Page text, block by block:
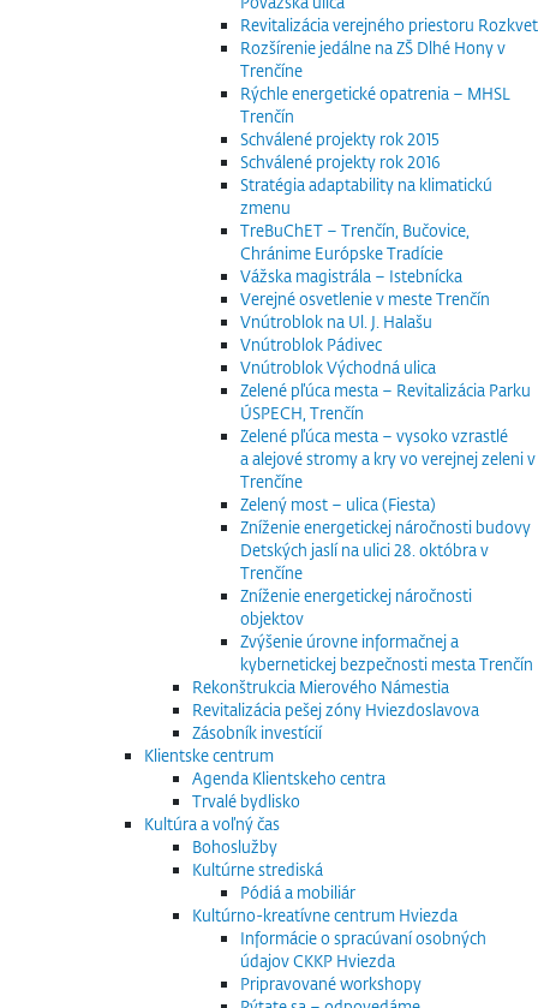
Revitalizácia verejného priestoru Rozkvet
Rozšírenie jedálne na ZŠ Dlhé Hony v
Trenčíne
Rýchle energetické opatrenia – MHSL
Trenčín
Schválené projekty rok 2015
Schválené projekty rok 2016
Stratégia adaptability na klimatickú
zmenu
TreBuChET – Trenčín, Bučovice,
Chránime Európske Tradície
Vážska magistrála – Istebnícka
Verejné osvetlenie v meste Trenčín
Vnútroblok na Ul. J. Halašu
Vnútroblok Pádivec
Vnútroblok Východná ulica
Zelené pľúca mesta – Revitalizácia Parku
ÚSPECH, Trenčín
Zelené pľúca mesta – vysoko vzrastlé
a alejové stromy a kry vo verejnej zeleni v
Trenčíne
Zelený most – ulica (Fiesta)
Zníženie energetickej náročnosti budovy
Detských jaslí na ulici 28. októbra v
Trenčíne
Zníženie energetickej náročnosti
objektov
Zvýšenie úrovne informačnej a
kybernetickej bezpečnosti mesta Trenčín
Rekonštrukcia Mierového Námestia
Revitalizácia pešej zóny Hviezdoslavova
Zásobník investícií
Klientske centrum
Agenda Klientskeho centra
Trvalé bydlisko
Kultúra a voľný čas
Bohoslužby
Kultúrne strediská
Pódiá a mobiliár
Kultúrno-kreatívne centrum Hviezda
Informácie o spracúvaní osobných
údajov CKKP Hviezda
Pripravované workshopy